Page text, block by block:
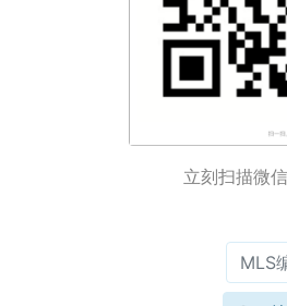
立刻扫描微